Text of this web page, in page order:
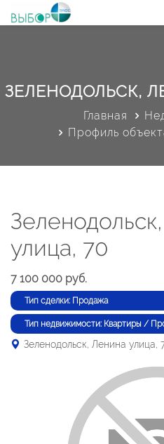
ЗЕЛЕНОДОЛЬСК,
Главная
Профиль
улица, 70
7 100 000 руб.
Тип сделки: Продажа
Тип недвижимости: Квартиры /
Зеленодольск, Ленина улица,